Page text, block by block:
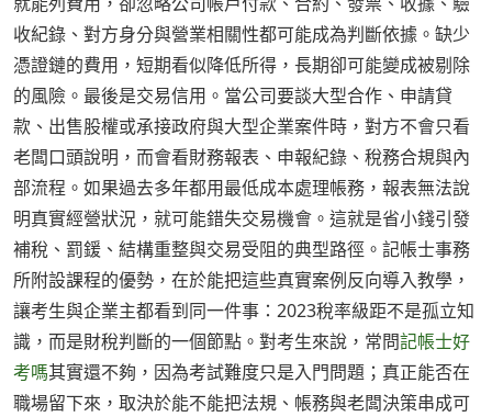
收紀錄、對方身分與營業相關性都可能成為判斷依據。缺少
憑證鏈的費用，短期看似降低所得，長期卻可能變成被剔除
的風險。最後是交易信用。當公司要談大型合作、申請貸
款、出售股權或承接政府與大型企業案件時，對方不會只看
老闆口頭說明，而會看財務報表、申報紀錄、稅務合規與內
部流程。如果過去多年都用最低成本處理帳務，報表無法說
明真實經營狀況，就可能錯失交易機會。這就是省小錢引發
補稅、罰鍰、結構重整與交易受阻的典型路徑。記帳士事務
所附設課程的優勢，在於能把這些真實案例反向導入教學，
讓考生與企業主都看到同一件事：2023稅率級距不是孤立知
識，而是財稅判斷的一個節點。對考生來說，常問記帳士好
考嗎其實還不夠，因為考試難度只是入門問題；真正能否在
職場留下來，取決於能不能把法規、帳務與老闆決策串成可